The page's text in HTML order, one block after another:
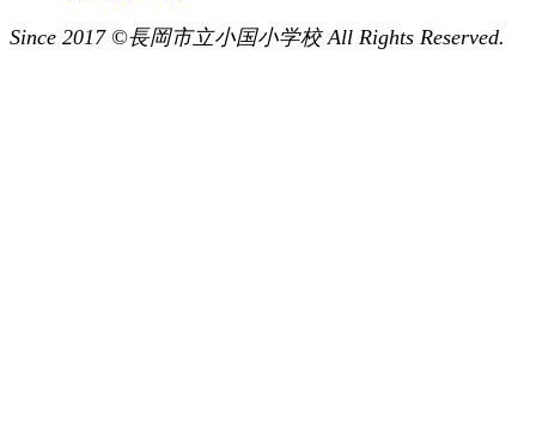
Since 2017 ©長岡市立小国小学校 All Rights Reserved.